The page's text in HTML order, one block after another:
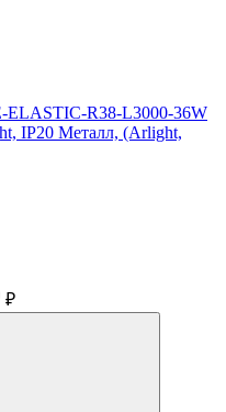
R38-L3000-36W
IP20 Металл, (Arlight,
₽